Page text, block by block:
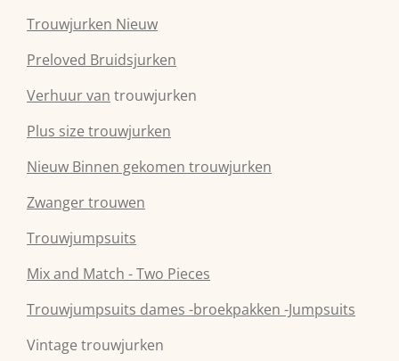
Trouwjurken Nieuw
Preloved Bruidsjurken
Verhuur van trouwjurken
Plus size trouwjurken
Nieuw Binnen gekomen trouwjurken
Zwanger trouwen
Trouwjumpsuits
Mix and Match - Two Pieces
Trouwjumpsuits dames -broekpakken -Jumpsuits
Vintage trouwjurken